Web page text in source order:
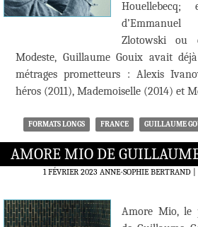
Zlotowski ou
Modeste, Guillaume Gouix avait
métrages prometteurs : Alexis
héros (2011), Mademoiselle (2014) et
FORMATS LONGS FRANCE GUILLAUME
AMORE MIO DE
1 FÉVRIER 2023 ANNE-SOPHIE BERTRAND
Amore Mio, le